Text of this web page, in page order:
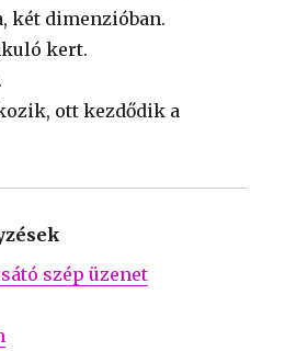
két dimenzióban.
kert.
ott kezdődik a
szép üzenet